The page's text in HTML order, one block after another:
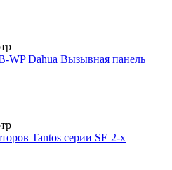
WP Dahua Вызывная панель
Tantos серии SE 2-х